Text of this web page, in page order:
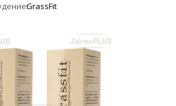
GrassFit